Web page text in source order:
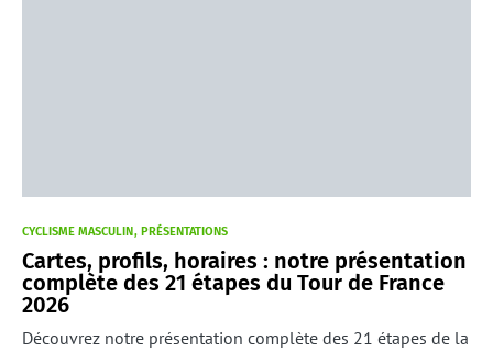
CYCLISME MASCULIN PRÉSENTATIONS
Cartes, profils, horaires : notre présentation
complète des 21 étapes du Tour de France
2026
Découvrez notre présentation complète des 21 étapes de la